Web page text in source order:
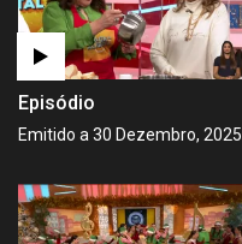
Episódio
Emitido a 30 Dezembro, 2025